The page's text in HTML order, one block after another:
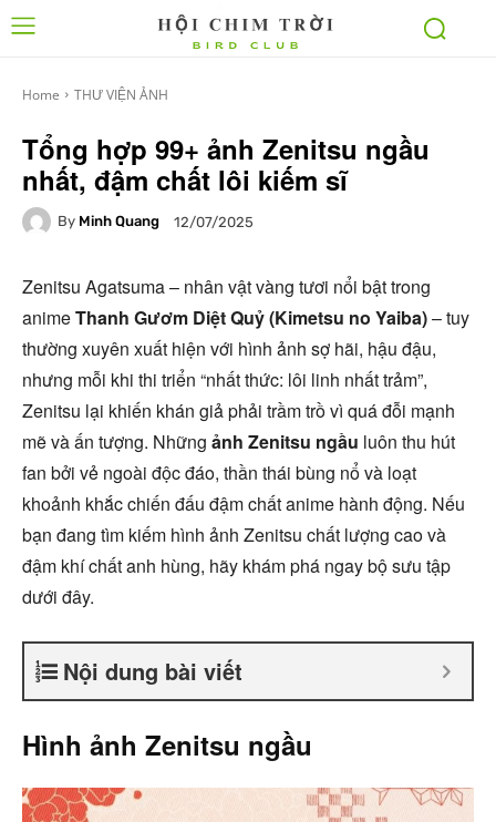
Home THƯ VIỆN ẢNH
Tổng hợp 99+ ảnh Zenitsu ngầu
nhất, đậm chất lôi kiếm sĩ
By Minh Quang 12/07/2025
Zenitsu Agatsuma – nhân vật vàng tươi nổi bật trong
animeThanh Gươm Diệt Quỷ (Kimetsu no Yaiba)– tuy
thường xuyên xuất hiện với hình ảnh sợ hãi, hậu đậu,
nhưng mỗi khi thi triển “nhất thức: lôi linh nhất trảm”,
Zenitsu lại khiến khán giả phải trầm trồ vì quá đỗi mạnh
mẽ và ấn tượng. Những ảnh Zenitsu ngầu luôn thu hút
fan bởi vẻ ngoài độc đáo, thần thái bùng nổ và loạt
khoảnh khắc chiến đấu đậm chất anime hành động. Nếu
bạn đang tìm kiếm hình ảnh Zenitsu chất lượng cao và
đậm khí chất anh hùng, hãy khám phá ngay bộ sưu tập
dưới đây.
Nội dung bài viết
Hình ảnh Zenitsu ngầu